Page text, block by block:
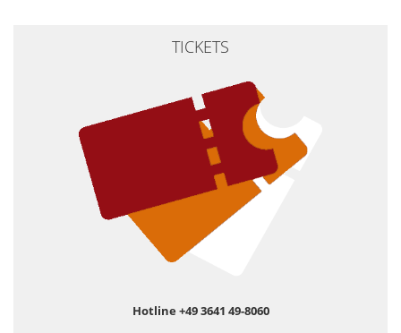
TICKETS
Hotline +49 3641 49-8060